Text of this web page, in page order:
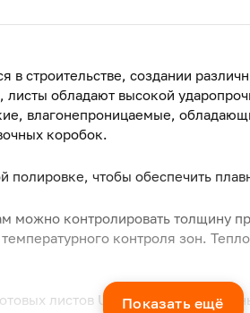
строительстве, создании
обладают высокой
влагонепроницаемые,
коробок.
чтобы обеспечить
можно контролировать толщину
контроля зон.
листов U-образным
Показать ещё